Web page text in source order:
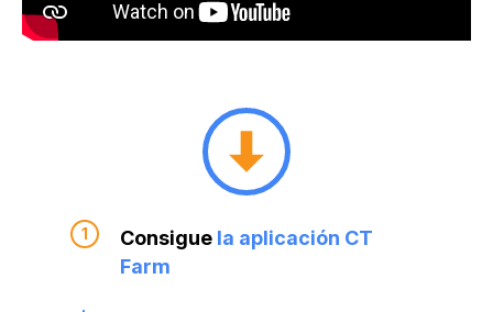
Consigue la aplicación CT
Farm